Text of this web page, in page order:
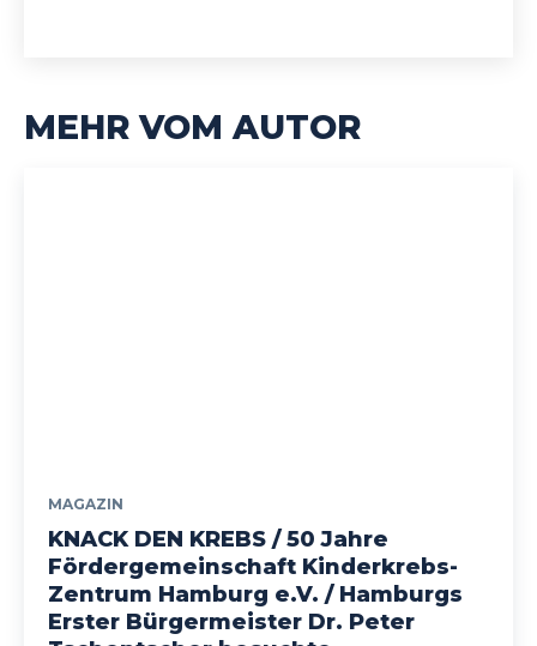
MEHR VOM AUTOR
MAGAZIN
KNACK DEN KREBS / 50 Jahre
Fördergemeinschaft Kinderkrebs-
Zentrum Hamburg e.V. / Hamburgs
Erster Bürgermeister Dr. Peter